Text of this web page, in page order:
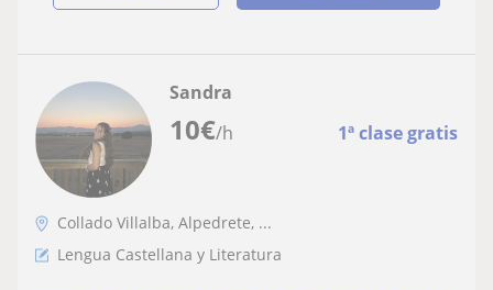
10€/h 1ª clase gratis
Sandra
Collado Villalba, Alpedrete, ...
Lengua Castellana y Literatura